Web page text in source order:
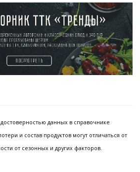
данных в справочнике
и состав продуктов могут отличаться от
от сезонных и других факторов.